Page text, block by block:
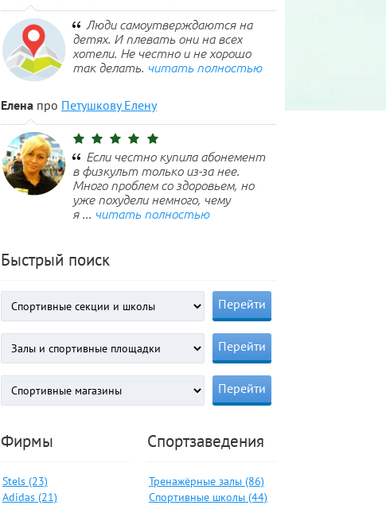
Люди самоутверждаются на
детях. И плевать они на всех
хотели. Не честно и не хорошо
так делать. читать полностью
Елена про Петушкову Елену
Если честно купила абонемент
в физкульт только из-за нее.
Много проблем со здоровьем, но
уже похудели немного, чему
я ... читать полностью
Быстрый поиск
Фирмы
Stels (23)
Adidas (21)
Спортзаведения
Тренажёрные залы (86)
Спортивные школы (44)